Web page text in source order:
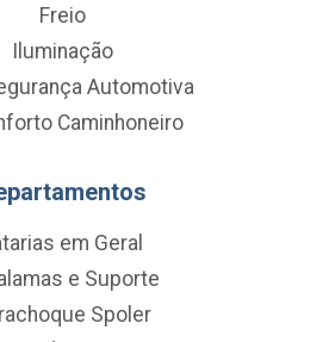
Freio
Iluminação
Automotiva
Caminhoneiro
em Geral
e Suporte
Spoler